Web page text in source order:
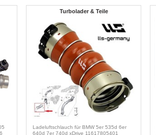
Turbolader & Teile
Ladeluftschlauch für BMW 5er 535d 6er
640d 7er 740d xDrive 11617805401